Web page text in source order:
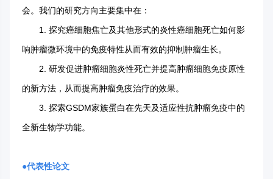
会。我们的研究方向主要集中在：
1. 探究癌细胞焦亡及其他形式的炎性癌细胞死亡如何影
响肿瘤微环境中的免疫特性从而有效的抑制肿瘤生长。
2. 研发促进肿瘤细胞炎性死亡并提高肿瘤细胞免疫原性
的新方法，从而提高肿瘤免疫治疗的效果。
3. 探索GSDM家族蛋白在先天及适应性抗肿瘤免疫中的
全新生物学功能。
●代表性论文